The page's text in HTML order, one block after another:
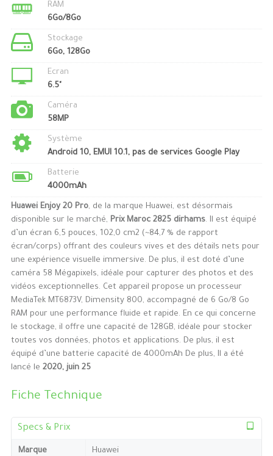
RAM
6Go/8Go
Stockage
6Go, 128Go
Ecran
6.5"
Caméra
58MP
Système
Android 10, EMUI 10.1, pas de services Google Play
Batterie
4000mAh
Huawei Enjoy 20 Pro, de la marque Huawei, est désormais
disponible sur le marché, Prix Maroc 2825 dirhams. Il est équipé
d’un écran 6,5 pouces, 102,0 cm2 (~84,7 % de rapport
écran/corps) offrant des couleurs vives et des détails nets pour
une expérience visuelle immersive. De plus, il est doté d’une
caméra 58 Mégapixels, idéale pour capturer des photos et des
vidéos exceptionnelles. Cet appareil propose un processeur
MediaTek MT6873V, Dimensity 800, accompagné de 6 Go/8 Go
RAM pour une performance fluide et rapide. En ce qui concerne
le stockage, il offre une capacité de 128GB, idéale pour stocker
toutes vos données, photos et applications. De plus, il est
équipé d’une batterie capacité de 4000mAh De plus, Il a été
lancé le 2020, juin 25
Fiche Technique
Specs & Prix
Marque Huawei